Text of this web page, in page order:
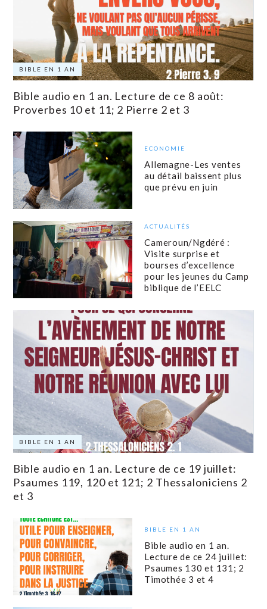
BIBLE EN 1 AN
Bible audio en 1 an. Lecture de ce 8 août:
Proverbes 10 et 11; 2 Pierre 2 et 3
ECONOMIE
Allemagne-Les ventes
au détail baissent plus
que prévu en juin
ACTUALITÉS
Cameroun/Ngdéré :
Visite surprise et
bourses d’excellence
pour les jeunes du Camp
biblique de l’EELC
BIBLE EN 1 AN
Bible audio en 1 an. Lecture de ce 19 juillet:
Psaumes 119, 120 et 121; 2 Thessaloniciens 2
et 3
BIBLE EN 1 AN
Bible audio en 1 an.
Lecture de ce 24 juillet:
Psaumes 130 et 131; 2
Timothée 3 et 4